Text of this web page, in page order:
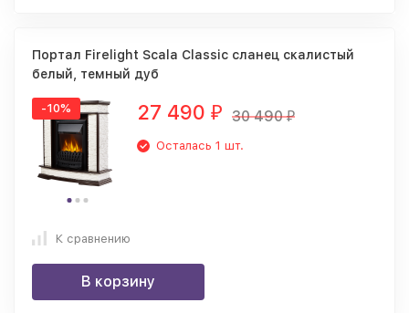
Портал Firelight Scala Classic сланец скалистый
белый, темный дуб
-10% 27 490 ₽ 30 490 ₽
Осталась 1 шт.
К сравнению
В корзину